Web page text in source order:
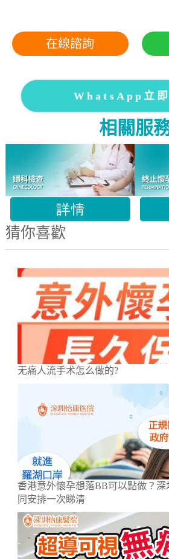
在線諮詢
WhatsApp立即
相關服
猜你喜歡
无痛人流手术怎么做的?
香港意外懷孕想落BB可以點做？
同安排一次睇清